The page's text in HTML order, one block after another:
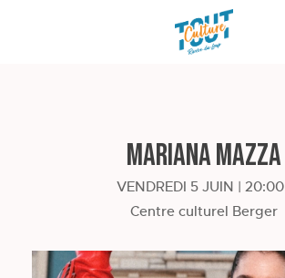
Mariana Mazza
VENDREDI 5 JUIN | 20:00
Centre culturel Berger